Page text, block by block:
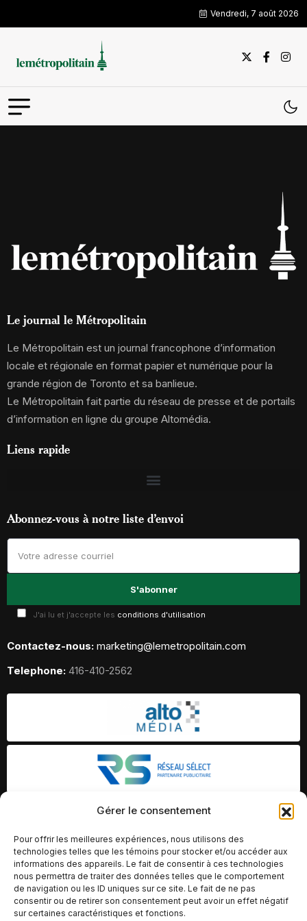
Gérer le consentement
Pour offrir les meilleures expériences, nous utilisons des
technologies telles que les témoins pour stocker et/ou accéder aux
informations des appareils. Le fait de consentir à ces technologies
nous permettra de traiter des données telles que le comportement
de navigation ou les ID uniques sur ce site. Le fait de ne pas
consentir ou de retirer son consentement peut avoir un effet négatif
sur certaines caractéristiques et fonctions.
Vendredi, 7 août 2026
Le journal le Métropolitain
Le Métropolitain est un journal francophone d’information
locale et régionale en format papier et numérique pour la
grande région de Toronto et sa banlieue.
Le Métropolitain fait partie du réseau de presse et de portails
d’information en ligne du groupe Altomédia.
Liens rapide
Abonnez-vous à notre liste d’envoi
J'ai lu et j'accepte les conditions d'utilisation
Contactez-nous: marketing@lemetropolitain.com
Telephone: 416-410-2562